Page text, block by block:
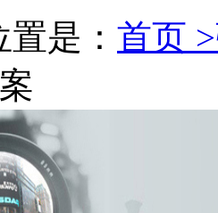
是： 首页 >